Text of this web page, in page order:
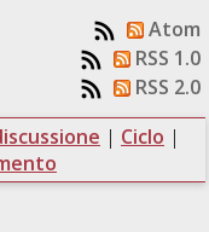
Atom
RSS 1.0
RSS 2.0
| Ciclo |